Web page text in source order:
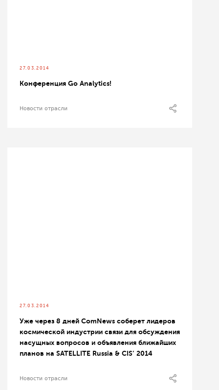
27.03.2014
Конференция Go Analytics!
Новости отрасли
27.03.2014
Уже через 8 дней ComNews соберет лидеров
космической индустрии связи для обсуждения
насущных вопросов и объявления ближайших
планов на SATELLITE Russia & CIS’ 2014
Новости отрасли